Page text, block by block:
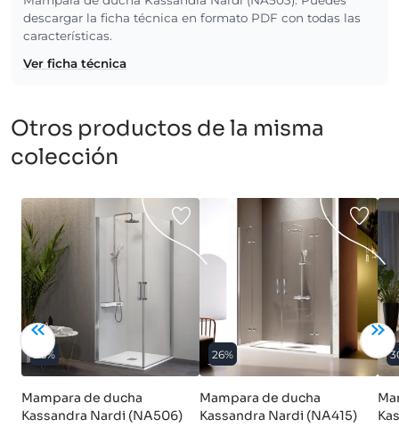
descargar la ficha técnica en formato PDF con todas las
características.
Ver ficha técnica
Otros productos de la misma
colección
26%
Mampara de ducha
Kassandra Nardi (NA506)
26%
Mampara de ducha
Kassandra Nardi (NA415)